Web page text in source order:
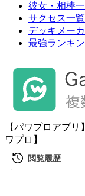
彼女・相棒
サクセス一覧
デッキメー
最強ランキ
【パワプロアプ
ワプロ】